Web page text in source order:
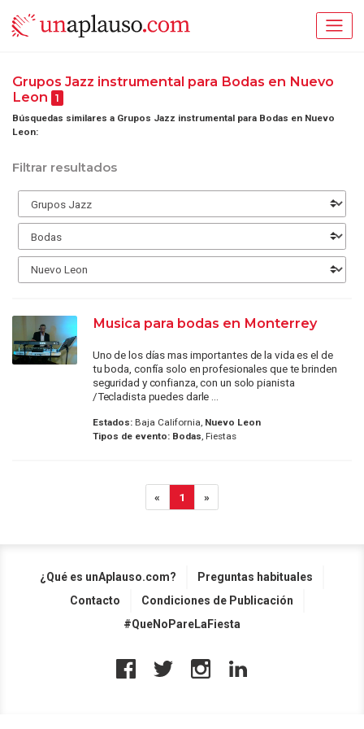
Grupos Jazz instrumental para Bodas en Nuevo
Leon
1
Búsquedas similares a Grupos Jazz instrumental para Bodas en Nuevo
Leon:
Filtrar resultados
Musica para bodas en Monterrey
Uno de los días mas importantes de la vida es el de
tu boda, confía solo en profesionales que te brinden
seguridad y confianza, con un solo pianista
/Tecladista puedes darle ...
Estados:Baja California, Nuevo Leon
Tipos de evento: Bodas, Fiestas
« 1 »
¿Qué es unAplauso.com?
Preguntas habituales
Contacto
Condiciones de Publicación
#QueNoPareLaFiesta